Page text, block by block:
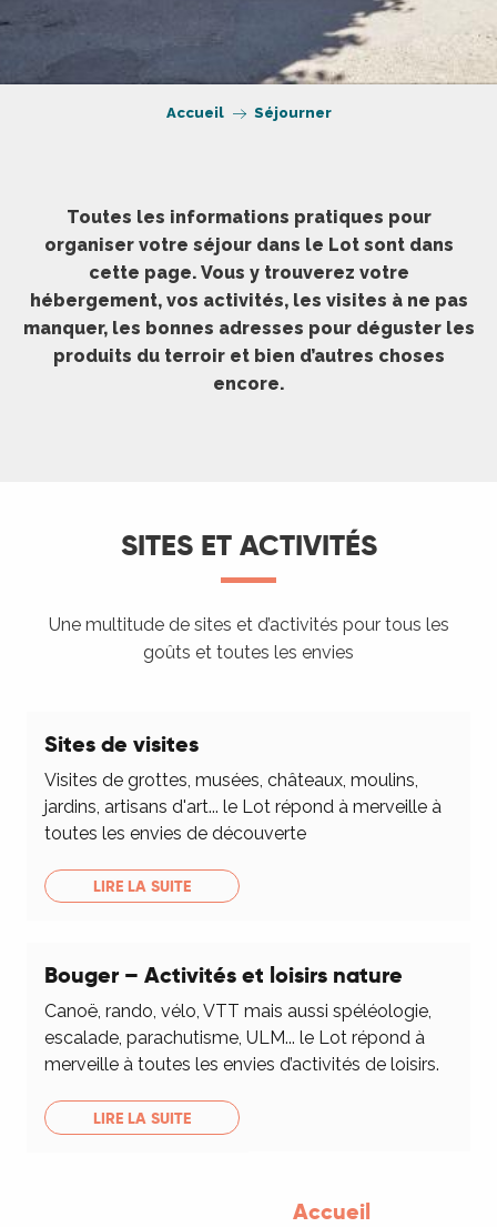
Accueil
Accueil Séjourner
Toutes les informations pratiques pour
organiser votre séjour dans le Lot sont dans
cette page. Vous y trouverez votre
hébergement, vos activités, les visites à ne pas
manquer, les bonnes adresses pour déguster les
produits du terroir et bien d’autres choses
encore.
SITES ET ACTIVITÉS
Une multitude de sites et d’activités pour tous les
goûts et toutes les envies
Sites de visites
Visites de grottes, musées, châteaux, moulins,
jardins, artisans d'art... le Lot répond à merveille à
toutes les envies de découverte
LIRE LA SUITE
Bouger – Activités et loisirs nature
Canoë, rando, vélo, VTT mais aussi spéléologie,
escalade, parachutisme, ULM... le Lot répond à
merveille à toutes les envies d’activités de loisirs.
LIRE LA SUITE